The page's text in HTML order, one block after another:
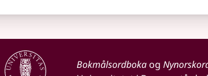
Bokmålsordbokaog